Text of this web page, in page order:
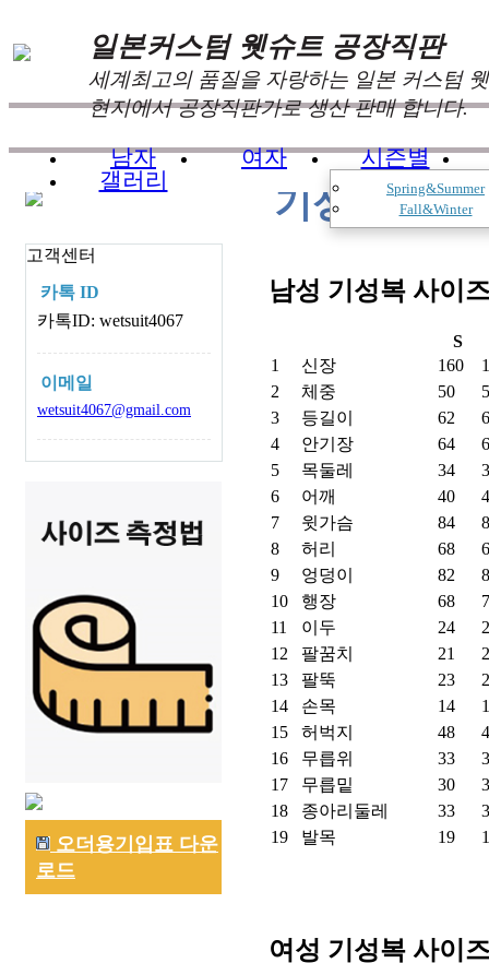
일본커스텀 웻슈트 공장직판
세계최고의 품질을 자랑하는 일본 커스텀
현지에서 공장직판가로 생산 판매 합니다.
남자 여자 시즌별
Spring&Summer
Fall&Winter
갤러리
고객센터
카톡 ID
카톡ID: wetsuit4067
이메일
wetsuit4067@gmail.com
오더용기입표 다운
로드
기성복 사이
남성 기성복 사이
S
1
신장 160
2
체중 50
3
등길이 62
4
안기장 64
5
목둘레 34
6
어깨 40
7
윗가슴 84
8
허리 68
9
엉덩이 82
10
행장 68
11
이두 24
12
팔꿈치 21
13
팔뚝 23
14
손목 14
15
허벅지 48
16
무릅위 33
17
무릅밑 30
18
종아리둘레 33
19
발목 19
여성 기성복 사이